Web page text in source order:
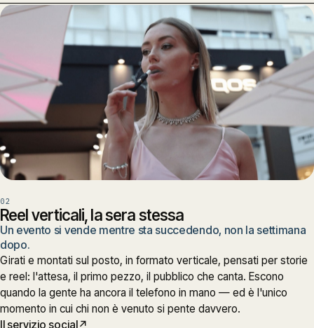
02
Reel verticali, la sera stessa
Un evento si vende mentre sta succedendo, non la settimana
dopo.
Girati e montati sul posto, in formato verticale, pensati per storie
e reel: l'attesa, il primo pezzo, il pubblico che canta. Escono
quando la gente ha ancora il telefono in mano — ed è l'unico
momento in cui chi non è venuto si pente davvero.
Il servizio social ↗